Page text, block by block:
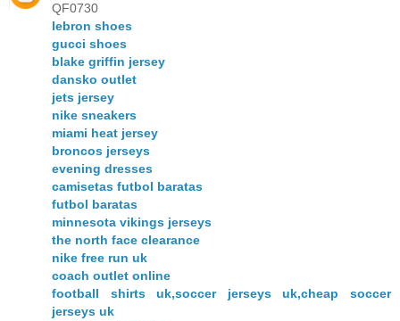
QF0730
lebron shoes
gucci shoes
blake griffin jersey
dansko outlet
jets jersey
nike sneakers
miami heat jersey
broncos jerseys
evening dresses
camisetas futbol baratas
futbol baratas
minnesota vikings jerseys
the north face clearance
nike free run uk
coach outlet online
football shirts uk,soccer jerseys uk,cheap soccer
jerseys uk